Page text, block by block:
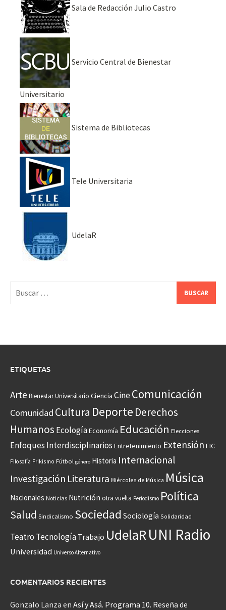
Sala de Redacción Julio Castro
Servicio Central de Bienestar
Universitario
Sistema de Bibliotecas
Tele Universitaria
UdelaR
ETIQUETAS
Arte Bienestar Universitario Ciencia CineComunicación
Comunidad Cultura Deporte Derechos
Humanos EcologíaEconomía Educación Elecciones
Enfoques Interdisciplinarios Entretenimiento Extensión FIC
Filosofía Frikismo Fútbol género Historia Internacional
Investigación Literatura Miércoles de Música Música
Nacionales Noticias Nutrición otra vuelta Periodismo Política
Salud Sindicalismo Sociedad Sociología Solidaridad
Teatro Tecnología Trabajo UdelaRUNI Radio
Universidad Universo Alternativo
COMENTARIOS RECIENTES
Gonzalo Lanza en Así y Asá. Programa 10. Reseña de